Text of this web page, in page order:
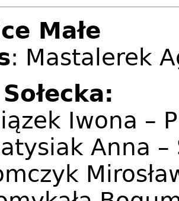
Małe
: Mastalerek
Iwona –
Anna –